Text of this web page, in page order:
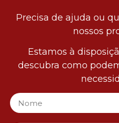
Precisa de ajuda ou
nossos
Estamos à
descubra como